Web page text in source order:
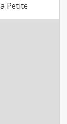
Petite